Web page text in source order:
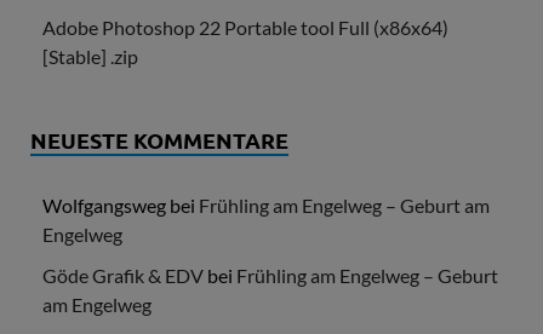
Adobe Photoshop 22 Portable tool Full (x86x64)
[Stable] .zip
NEUESTE KOMMENTARE
Wolfgangsweg bei Frühling am Engelweg – Geburt am
Engelweg
Göde Grafik & EDV bei Frühling am Engelweg – Geburt
am Engelweg